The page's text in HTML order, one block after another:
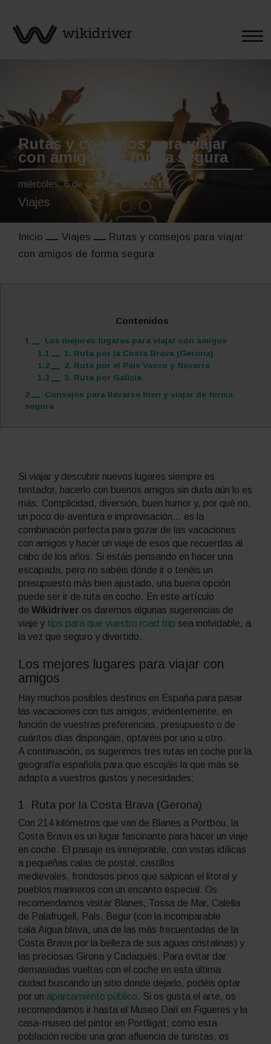
Rutas y consejos para viajar
con amigos de forma segura
miércoles, 6 de octubre de 2021
Viajes
Inicio Viajes
Rutas y consejos para viajar
con amigos de forma segura
Contenidos
1
Los mejores lugares para viajar con amigos
1.1
1. Ruta por la Costa Brava (Gerona)
1.2
2. Ruta por el País Vasco y Navarra
1.3
3. Ruta por Galicia
2
Consejos para llevarse bien y viajar de forma
segura
Si viajar y descubrir nuevos lugares siempre es
tentador, hacerlo con buenos amigos sin duda aún lo es
más. Complicidad, diversión, buen humor y, por qué no,
un poco de aventura e improvisación… es la
combinación perfecta para gozar de las vacaciones
con amigos y hacer un viaje de esos que recuerdas al
cabo de los años. Si estáis pensando en hacer una
escapada, pero no sabéis dónde ir o tenéis un
presupuesto más bien ajustado, una buena opción
puede ser ir de ruta en coche. En este artículo
de Wikidriver os daremos algunas sugerencias de
viaje y tips para que vuestro road trip sea inolvidable, a
la vez que seguro y divertido.
Los mejores lugares para viajar con
amigos
Hay muchos posibles destinos en España para pasar
las vacaciones con tus amigos; evidentemente, en
función de vuestras preferencias, presupuesto o de
cuántos días dispongáis, optaréis por uno u otro.
A continuación, os sugerimos tres rutas en coche por la
geografía española para que escojáis la que más se
adapta a vuestros gustos y necesidades:
1. Ruta por la Costa Brava (Gerona)
Con 214 kilómetros que van de Blanes a Portbou, la
Costa Brava es un lugar fascinante para hacer un viaje
en coche. El paisaje es inmejorable, con vistas idílicas
a pequeñas calas de postal, castillos
medievales, frondosos pinos que salpican el litoral y
pueblos marineros con un encanto especial. Os
recomendamos visitar Blanes, Tossa de Mar, Calella
de Palafrugell, Pals, Begur (con la incomparable
cala Aigua blava, una de las más frecuentadas de la
Costa Brava por la belleza de sus aguas cristalinas) y
las preciosas Girona y Cadaqués. Para evitar dar
demasiadas vueltas con el coche en esta última
ciudad buscando un sitio donde dejarlo, podéis optar
por un aparcamiento público. Si os gusta el arte, os
recomendamos ir hasta el Museo Dalí en Figueres y la
casa-museo del pintor en Portlligat; como esta
población recibe una gran afluencia de turistas, os